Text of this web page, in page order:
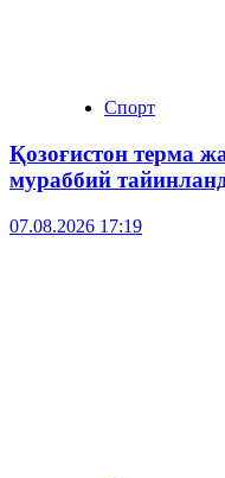
Спорт
Қозоғистон терма
мураббий
07.08.2026 17:19